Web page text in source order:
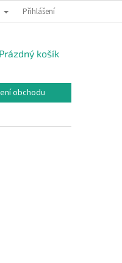
ÚDAJŮ
Přihlášení
NÁKUPNÍ
Prázdný košík
obchodu